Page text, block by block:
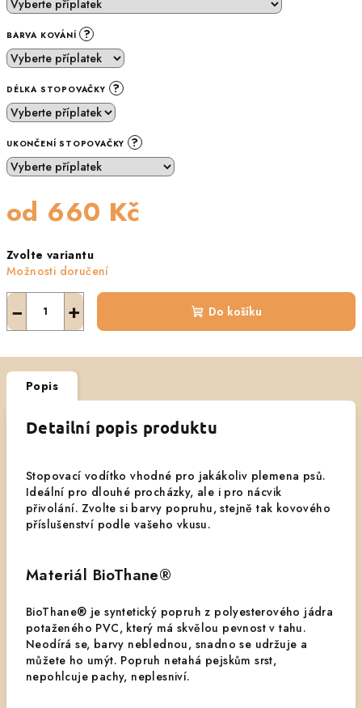
BARVA KOVÁNÍ ?
DÉLKA STOPOVAČKY ?
UKONČENÍ STOPOVAČKY ?
od 660 Kč
cena:
Zvolte variantu
Možnosti doručení
+
− Do košíku
Popis
Detailní popis produktu
Stopovací vodítko vhodné pro jakákoliv plemena psů.
Ideální pro dlouhé procházky, ale i pro nácvik
přivolání. Zvolte si barvy popruhu, stejně tak kovového
příslušenství podle vašeho vkusu.
Materiál BioThane®
BioThane® je syntetický popruh z polyesterového jádra
potaženého PVC, který má skvělou pevnost v tahu.
Neodírá se, barvy neblednou, snadno se udržuje a
můžete ho umýt. Popruh netahá pejskům srst,
nepohlcuje pachy, neplesniví.